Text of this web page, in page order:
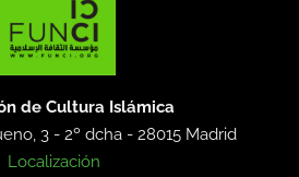
de Cultura Islámica
3 - 2º dcha -28015 Madrid
Localización